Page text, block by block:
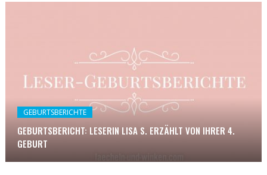
GEBURTSBERICHTE
GEBURTSBERICHT: LESERIN LISA S. ERZÄHLT VON IHRER 4.
GEBURT